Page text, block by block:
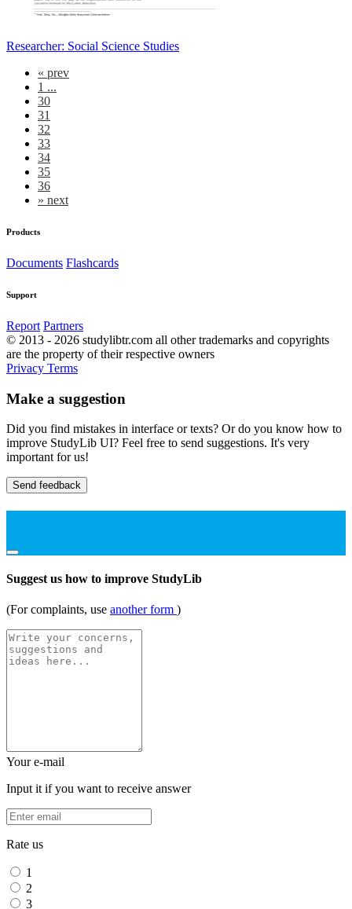
Researcher: Social Science Studies
« prev
1 ...
30
31
32
33
34
35
36
» next
Products
Documents Flashcards
Support
Report Partners
© 2013 - 2026 studylibtr.com all other trademarks and copyrights
are the property of their respective owners
Privacy Terms
Make a suggestion
Did you find mistakes in interface or texts? Or do you know how to
improve StudyLib UI? Feel free to send suggestions. It's very
important for us!
Send feedback
Suggest us how to improve StudyLib
(For complaints, use another form )
Your e-mail
Input it if you want to receive answer
Rate us
1
2
3